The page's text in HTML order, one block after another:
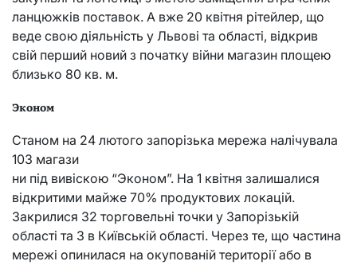
ланцюжків поставок. А вже 20 квітня рітейлер, що
веде свою діяльність у Львові та області, відкрив
свій перший новий з початку війни магазин площею
близько 80 кв. м.
Эконом
Станом на 24 лютого запорізька мережа налічувала
103 магази
ни під вивіскою “Эконом”. На 1 квітня залишалися
відкритими майже 70% продуктових локацій.
Закрилися 32 торговельні точки у Запорізькій
області та 3 в Київській області. Через те, що частина
мережі опинилася на окупованій території або в